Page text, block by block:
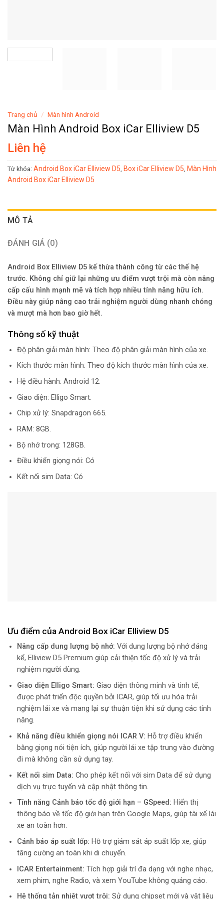
Trang chủ / Màn hình Android
Màn Hình Android Box iCar Elliview D5
Liên hệ
Từ khóa: Android Box iCar Elliview D5 Box iCar Elliview D5 Màn Hình
Android Box iCar Elliview D5
MÔ TẢ
ĐÁNH GIÁ (0)
Android Box Elliview D5 kế thừa thành công từ các thế hệ
trước. Không chỉ giữ lại những ưu điểm vượt trội mà còn nâng
cấp cấu hình mạnh mẽ và tích hợp nhiều tính năng hữu ích.
Điều này giúp nâng cao trải nghiệm người dùng nhanh chóng
và mượt mà hơn bao giờ hết.
Thông số kỹ thuật
Độ phân giải màn hình: Theo độ phân giải màn hình của xe.
Kích thước màn hình: Theo độ kích thước màn hình của xe.
Hệ điều hành: Android 12.
Giao diện: Elligo Smart.
Chip xử lý: Snapdragon 665.
RAM: 8GB.
Bộ nhớ trong: 128GB.
Điều khiển giọng nói: Có
Kết nối sim Data: Có
Ưu điểm của Android Box iCar Elliview D5
Nâng cấp dung lượng bộ nhớ: Với dung lượng bộ nhớ đáng
kể, Elliview D5 Premium giúp cải thiện tốc độ xử lý và trải
nghiệm người dùng.
Giao diện Elligo Smart: Giao diện thông minh và tinh tế,
được phát triển độc quyền bởi ICAR, giúp tối ưu hóa trải
nghiệm lái xe và mang lại sự thuận tiện khi sử dụng các tính
năng.
Khả năng điều khiển giọng nói ICAR V: Hỗ trợ điều khiển
bằng giọng nói tiện ích, giúp người lái xe tập trung vào đường
đi mà không cần sử dụng tay.
Kết nối sim Data: Cho phép kết nối với sim Data để sử dụng
dịch vụ trực tuyến và cập nhật thông tin.
Tính năng Cảnh báo tốc độ giới hạn – GSpeed: Hiển thị
thông báo về tốc độ giới hạn trên Google Maps, giúp tài xế lái
xe an toàn hơn.
Cảnh báo áp suất lốp: Hỗ trợ giám sát áp suất lốp xe, giúp
tăng cường an toàn khi di chuyển.
ICAR Entertainment: Tích hợp giải trí đa dạng với nghe nhạc,
xem phim, nghe Radio, và xem YouTube không quảng cáo.
Hệ thống tản nhiệt vượt trội: Sử dụng chipset mới và vật liệu